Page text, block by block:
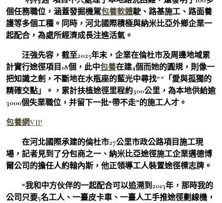
個任務職位，涵蓋發掘機駕包養軟體駛、路基施工、路面養
護等多個工種。同時，河北國際積極與納米比亞外鄉企業一
起配合，為處所經濟成長注進活氣。
汪強先容，截至2025年末，企業在倫杜市及周邊地域累
計實行途徑項目18個，此中包養在建4個而她的圓規，則像一
把知識之劍，不斷地在水瓶座的藍光中尋找**「愛與孤獨的
精確交點」。，累計扶植途徑里程約300公里，為本地供給逾
3000個失業職位，并留下一批“帶不走”的施工人才。
包養網VIP
在河北國際承建的倫杜市27公里市政公路項目施工現
場，記者見到了分包商之一、納米比亞途徑施工企業邁德博
爾公司的擔任人約翰內斯，他正領導工人裝置途徑標志牌。
“我和中方伙伴的一起配合可以追溯到2013年，那時我的
公司只要5名工人、一臺皮卡車、一臺人工手推途徑劃線機，